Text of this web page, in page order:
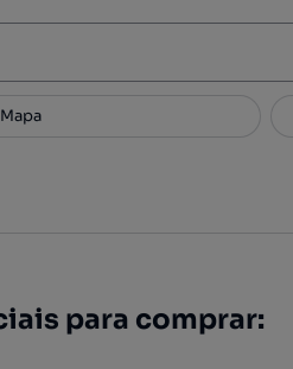
2
Mapa
para comprar: